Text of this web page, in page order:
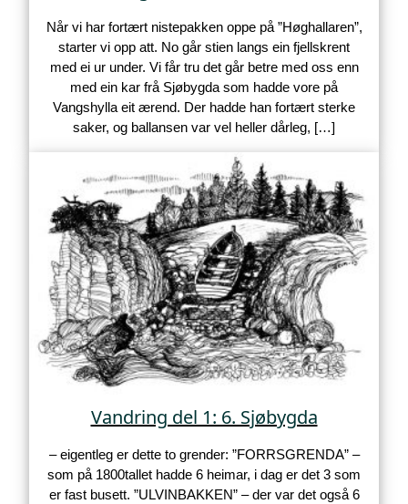
Når vi har fortært nistepakken oppe på ”Høghallaren”,
starter vi opp att. No går stien langs ein fjellskrent
med ei ur under. Vi får tru det går betre med oss enn
med ein kar frå Sjøbygda som hadde vore på
Vangshylla eit ærend. Der hadde han fortært sterke
saker, og ballansen var vel heller dårleg, […]
Vandring del 1: 6. Sjøbygda
– eigentleg er dette to grender: ”FORRSGRENDA” –
som på 1800tallet hadde 6 heimar, i dag er det 3 som
er fast busett. ”ULVINBAKKEN” – der var det også 6